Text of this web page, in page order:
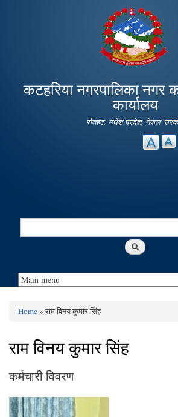
main
content
कटहरिया नगरपालिका नगर
कार्यालय
रौतहट, मधेश प्रदेश, नेपाल
Search
Home» राम विनय कुमार सिंह
राम विनय कुमार सिंह
कर्मचारी विवरण